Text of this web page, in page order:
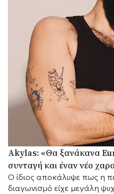
Akylas: «Θα ξανάκανα
συνταγή και έναν νέο
Ο ίδιος αποκάλυψε πως η
διαγωνισμό είχε μεγάλη